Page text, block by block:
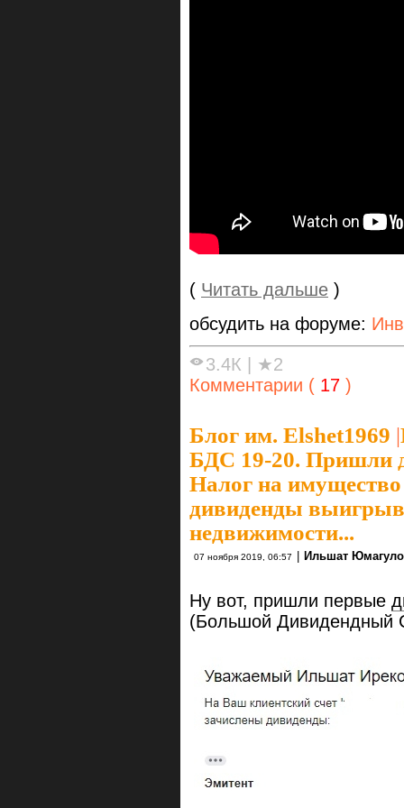
( Читать дальше )
обсудить на форуме:
3.4К
★2
Комментарии ( 17 )
Блог им. Elshet1969 |
БДС 19-20. Пришли
Налог на
дивиденды
недвижимости...
07 ноября 2019, 06:57 Ильшат
Ну вот, пришли первые
(Большой Дивидендный